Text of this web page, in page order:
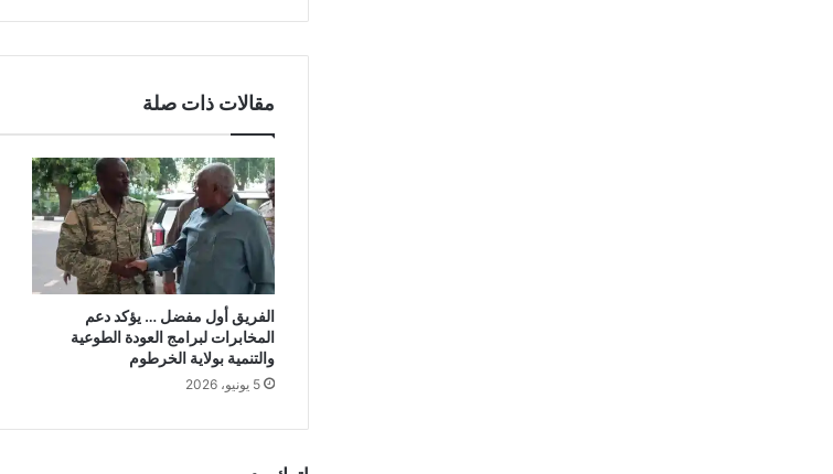
مقالات ذات صلة
الفريق أول مفضل … يؤكد دعم
المخابرات لبرامج العودة الطوعية
والتنمية بولاية الخرطوم
5 يونيو، 2026